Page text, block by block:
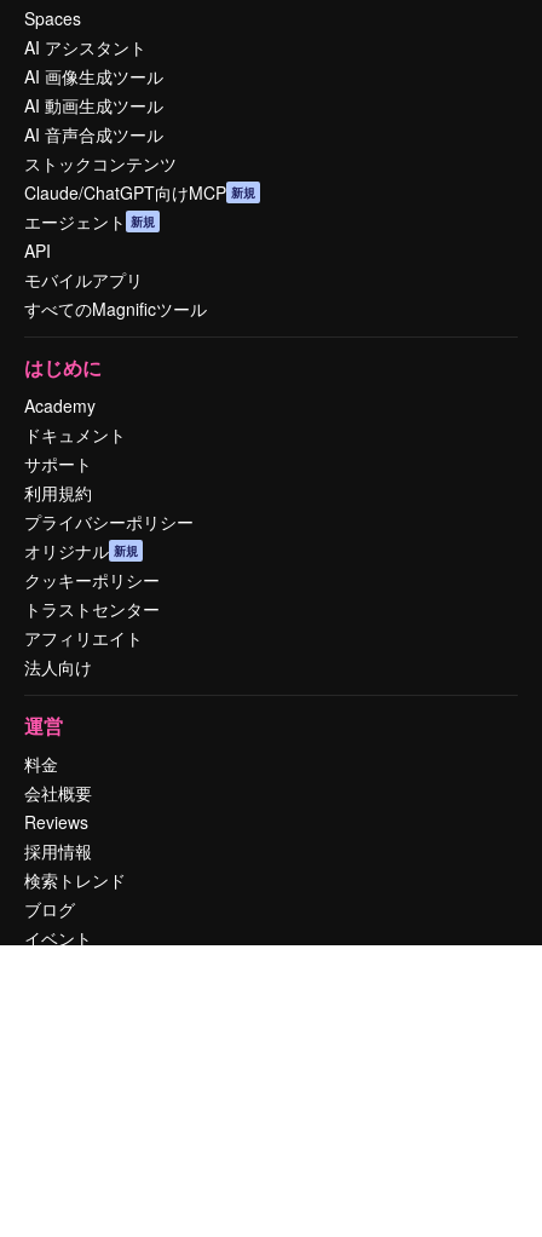
Spaces
AI アシスタント
AI 画像生成ツール
AI 動画生成ツール
AI 音声合成ツール
ストックコンテンツ
Claude/ChatGPT向けMCP 新規
エージェント 新規
API
モバイルアプリ
すべてのMagnificツール
はじめに
Academy
ドキュメント
サポート
利用規約
プライバシーポリシー
オリジナル 新規
クッキーポリシー
トラストセンター
アフィリエイト
法人向け
運営
料金
会社概要
Reviews
採用情報
検索トレンド
ブログ
イベント